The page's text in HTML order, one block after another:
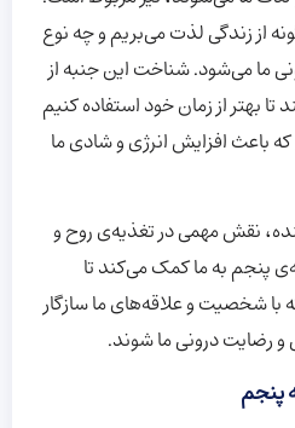
از زندگی لذت می‌بریم و چه نوع
ما می‌شود. شناخت این جنبه از
بهتر از زمان خود استفاده کنیم
باعث افزایش انرژی و شادی ما
نقش مهمی در تغذیه‌ی روح و
پنجم به ما کمک می‌کند تا
با شخصیت و علاقه‌های ما سازگار
رضایت درونی ما شوند.
پنجم